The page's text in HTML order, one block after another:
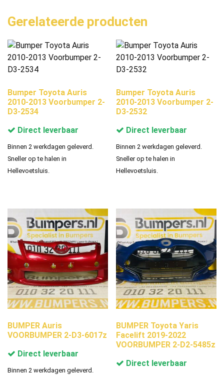
Gerelateerde producten
Bumper Toyota Auris
2010-2013 Voorbumper 2-
D3-2534
Direct leverbaar
Binnen 2 werkdagen geleverd.
Sneller op te halen in
Hellevoetsluis.
Bumper Toyota Auris
2010-2013 Voorbumper 2-
D3-2532
Direct leverbaar
Binnen 2 werkdagen geleverd.
Sneller op te halen in
Hellevoetsluis.
BUMPER Auris
VOORBUMPER 2-D3-6017z
Direct leverbaar
Binnen 2 werkdagen geleverd.
BUMPER Toyota Yaris
Facelift 2019-2022
VOORBUMPER 2-D2-5485z
Direct leverbaar